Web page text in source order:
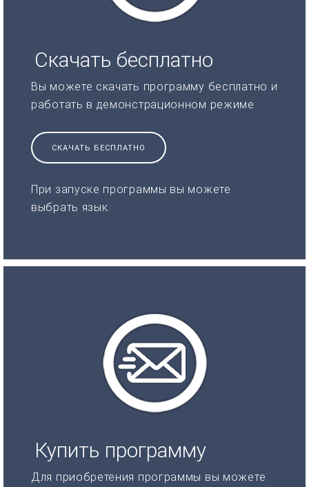
Скачать бесплатно
Вы можете скачать программу бесплатно и
работать в демонстрационном режиме
СКАЧАТЬ БЕСПЛАТНО
При запуске программы вы можете
выбрать язык.
Купить программу
Для приобретения программы вы можете